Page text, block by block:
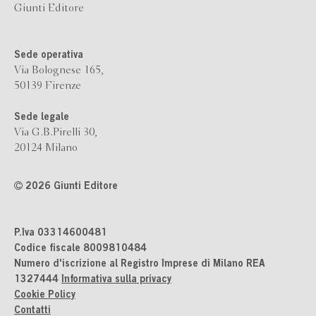
Giunti Editore
Sede operativa
Via Bolognese 165,
50139 Firenze
Sede legale
Via G.B.Pirelli 30,
20124 Milano
2026 Giunti Editore
P.Iva 03314600481
Codice fiscale 8009810484
Numero d'iscrizione al Registro Imprese di Milano REA
1327444 Informativa sulla privacy
Cookie Policy
Contatti